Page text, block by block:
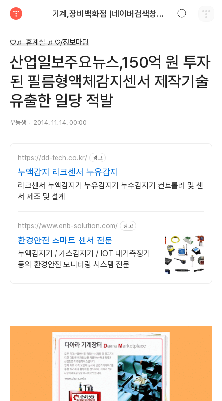
기계,장비백화점 [네이버검색창에>>기계장비 입력]010-7508-2298
♡♬ 휴계실 ♬♡/정보마당
산업일보주요뉴스,150억 원 투자
된 필름형액체감지센서 제작기술
유출한 일당 적발
우등생 2014. 11. 14. 00:00
https://dd-tech.co.kr/ 광고
누액감지 리크센서 누유감지
리크센서 누액감지기 누유감지기 누수감지기 컨트롤러 및 센
서 제조 및 설계
https://www.enb-solution.com/ 광고
환경안전 스마트 센서 전문
누액감지기 / 가스감지기 / IOT 대기측정기
등의 환경안전 모니터링 시스템 전문